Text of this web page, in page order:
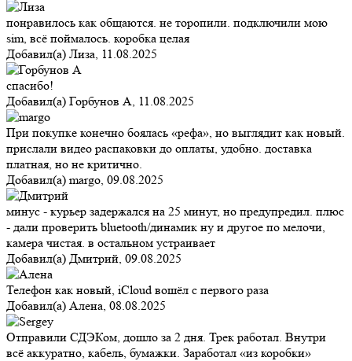
понравилось как общаются. не торопили. подключили мою
sim, всё поймалось. коробка целая
Добавил(а) Лиза, 11.08.2025
спасибо!
Добавил(а) Горбунов А, 11.08.2025
При покупке конечно боялась «рефа», но выглядит как новый.
прислали видео распаковки до оплаты, удобно. доставка
платная, но не критично.
Добавил(а) margo, 09.08.2025
минус - курьер задержался на 25 минут, но предупредил. плюс
- дали проверить bluetooth/динамик ну и другое по мелочи,
камера чистая. в остальном устраивает
Добавил(а) Дмитрий, 09.08.2025
Телефон как новый, iCloud вошёл с первого раза
Добавил(а) Алена, 08.08.2025
Отправили СДЭКом, дошло за 2 дня. Трек работал. Внутри
всё аккуратно, кабель, бумажки. Заработал «из коробки»